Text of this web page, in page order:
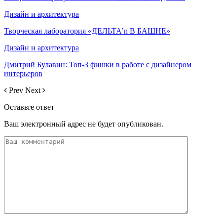
Дизайн и архитектура
Творческая лаборатория «ДЕЛЬТА’n В БАШНЕ»
Дизайн и архитектура
Дмитрий Булавин: Топ-3 фишки в работе с дизайнером
интерьеров
Prev Next
Оставьте ответ
Ваш электронный адрес не будет опубликован.